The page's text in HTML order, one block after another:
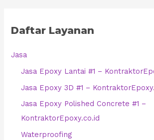
Daftar Layanan
Jasa
Jasa Epoxy Lantai #1 –
Jasa Epoxy 3D #1 –
Jasa Epoxy Polished Concrete #1 –
KontraktorEpoxy.co.id
Waterproofing